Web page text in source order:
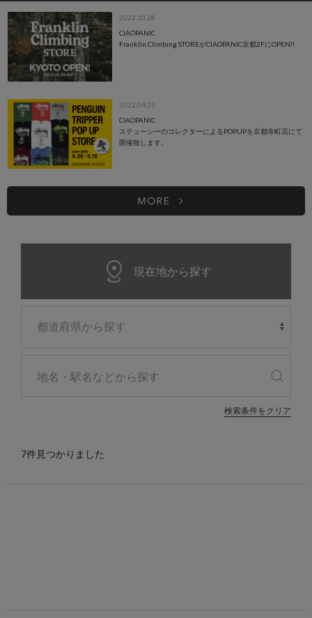
2022.10.28
CIAOPANIC
Franklin Climbing STOREがCIAOPANIC京都2FにOPEN!!
2022.04.23
CIAOPANIC
ステューシーのコレクターによるPOPUPを京都寺町店にて
開催致します。